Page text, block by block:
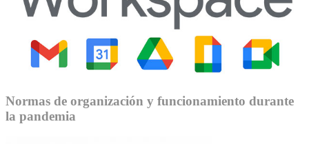
Normas de organización y funcionamiento durante
la pandemia